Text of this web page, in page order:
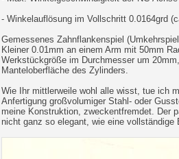
- Winkelauflösung im Vollschritt 0.0164grd
Gemessenes Zahnflankenspiel
Kleiner 0.01mm an einem Arm mit 50mm
Werkstückgröße im Durchmesser um
Manteloberfläche des Zylinders.
Wie Ihr mittlerweile wohl alle wisst, tue ich
Anfertigung großvolumiger Stahl- oder
meine Konstruktion, zweckentfremdet. Der
nicht ganz so elegant, wie eine vollständige